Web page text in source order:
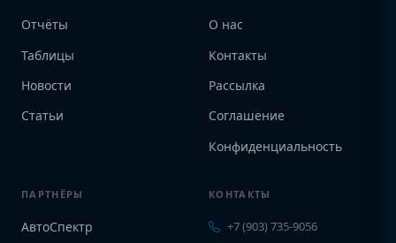
Отчёты
Таблицы
Новости
Статьи
О нас
Контакты
Рассылка
Соглашение
Конфиденциальность
ПАРТНЁРЫ
АвтоСпектр
КОНТАКТЫ
+7 (903) 735-9056